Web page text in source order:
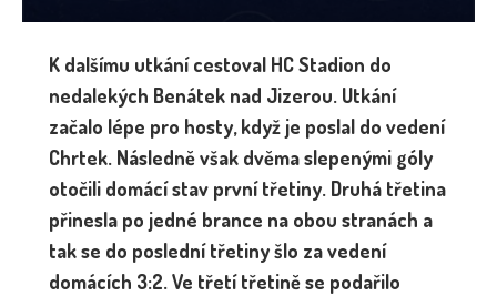
K dalšímu utkání cestoval HC Stadion do
nedalekých Benátek nad Jizerou. Utkání
začalo lépe pro hosty, když je poslal do vedení
Chrtek. Následně však dvěma slepenými góly
otočili domácí stav první třetiny. Druhá třetina
přinesla po jedné brance na obou stranách a
tak se do poslední třetiny šlo za vedení
domácích 3:2. Ve třetí třetině se podařilo